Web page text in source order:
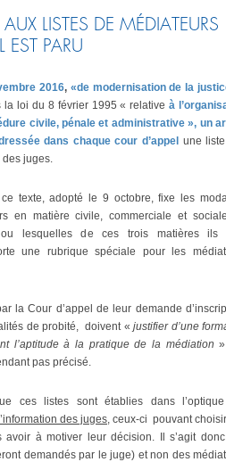
AUX LISTES DE MÉDIATEURS
EST PARU
2016, «de modernisation de la
la loi du 8 février 1995 « relative à
civile, pénale et administrative », un
dans chaque cour d’appel une
des juges.
texte, adopté le 9 octobre, fixe les
en matière civile, commerciale et
lesquelles de ces trois matières ils
une rubrique spéciale pour les
la Cour d’appel de leur demande
de probité, doivent « justifier d’une
l’aptitude à la pratique de la médiation
pas précisé.
ces listes sont établies dans
des juges, ceux-ci pouvant
avoir à motiver leur décision. Il s’agit
demandés par le juge) et non des